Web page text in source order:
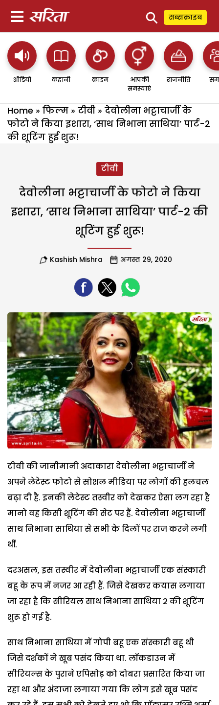
⚲ सब्सक्राइब
ऑडियो कहानी क्राइम
आपकी
समस्याएं
राजनीति
Home » फिल्म » टीवी » देवोलीना भट्टाचार्जी के
फोटो ने किया इशारा, ‘साथ निभाना साथिया’ पार्ट-2
की शूटिंग हुई शुरू!
टीवी
देवोलीना भट्टाचार्जी के फोटो ने किया
इशारा, ‘साथ निभाना साथिया’ पार्ट-2 की
शूटिंग हुई शुरू!
Kashish Mishra अगस्त 29, 2020
टीवी की जानीमानी अदाकारा देवोलीना भट्टाचार्जी ने
अपने लेटेस्ट फोटो से सोशल मीडिया पर लोगों की हलचल
बढ़ा दी है. इनकी लेटेस्ट तस्वीर को देखकर ऐसा लग रहा है
मानो वह किसी शूटिंग की सेट पर हैं. देवोलीना भट्टाचार्जी
साथ निभाना साथिया से सभी के दिलों पर राज करने लगी
थीं.
दरअसल, इस तस्वीर में देवोलीना भट्टाचार्जी एक संस्कारी
बहू के रूप में नजर आ रही हैं. जिसे देखकर कयास लगाया
जा रहा है कि सीरियल साथ निभाना साथिया 2 की शूटिंग
शुरू हो गई है.
साथ निभाना साथिया में गोपी बहू एक संस्कारी बहू थी
जिसे दर्शकों ने खूब पसंद किया था. लॉकडाउन में
सीरियल्स के पुराने एपिसोड़ को दोबरा प्रसारित किया जा
रहा था और अंदाजा लगाया गया कि लोग इसे खूब पसंद